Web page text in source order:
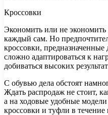
Кроссовки
Экономить или не
каждый сам. Но
кроссовки,
сложно адаптироваться к
добиваться высоких
С обувью дела обстоят
Ждать распродаж не стоит,
а на ходовые удобные
кроссовки и туфли в течение